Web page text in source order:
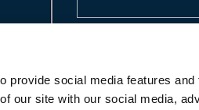
provide social media features and
our site with our social media,